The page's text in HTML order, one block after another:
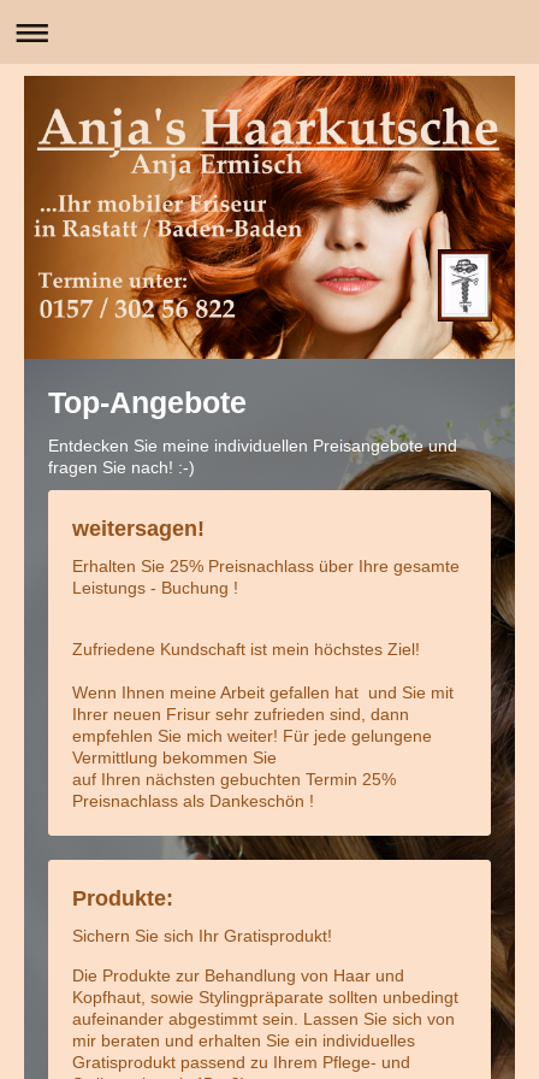
Top-Angebote
Entdecken Sie meine individuellen Preisangebote und
fragen Sie nach! :-)
weitersagen!
Erhalten Sie 25% Preisnachlass über Ihre gesamte
Leistungs - Buchung !
Zufriedene Kundschaft ist mein höchstes Ziel!
Wenn Ihnen meine Arbeit gefallen hat und Sie mit
Ihrer neuen Frisur sehr zufrieden sind, dann
empfehlen Sie mich weiter! Für jede gelungene
Vermittlung bekommen Sie
auf Ihren nächsten gebuchten Termin 25%
Preisnachlass als Dankeschön !
Produkte:
Sichern Sie sich Ihr Gratisprodukt!
Die Produkte zur Behandlung von Haar und
Kopfhaut, sowie Stylingpräparate sollten unbedingt
aufeinander abgestimmt sein. Lassen Sie sich von
mir beraten und erhalten Sie ein individuelles
Gratisprodukt passend zu Ihrem Pflege- und